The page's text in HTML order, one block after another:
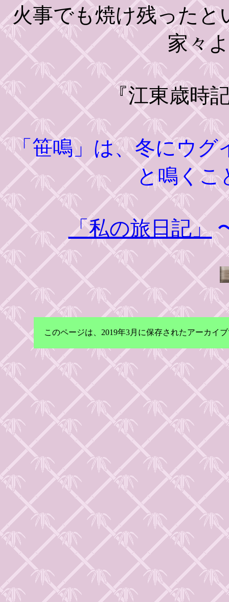
火事でも焼け残ったと
家々
『江東歳時
「笹鳴」は、冬にウグ
と鳴くこ
「私の旅日記」
このページは、2019年3月に保存されたアーカイ